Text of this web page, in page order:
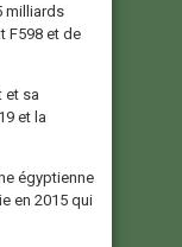
milliards
F598 et de
et sa
et la
égyptienne
en 2015 qui